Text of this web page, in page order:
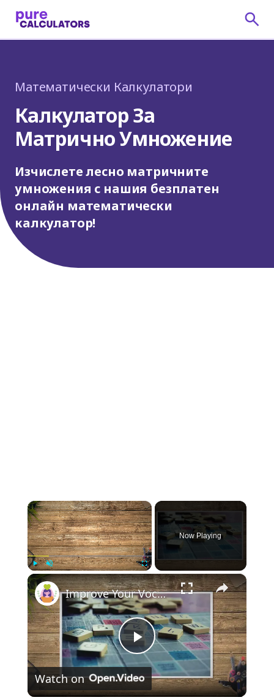
Математически Калкулатори
Калкулатор За
Матрично Умножение
Изчислете лесно матричните
умножения с нашия безплатен
онлайн математически
калкулатор!
×
Play Unmute Fullscreen
Now Playing
×
P
l
Improve Your Vocabulary For Better Scrabble Play
Watch on